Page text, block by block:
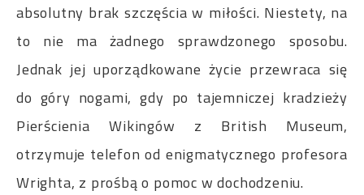
absolutny brak szczęścia w miłości. Niestety, na
to nie ma żadnego sprawdzonego sposobu.
Jednak jej uporządkowane życie przewraca się
do góry nogami, gdy po tajemniczej kradzieży
Pierścienia Wikingów z British Museum,
otrzymuje telefon od enigmatycznego profesora
Wrighta, z prośbą o pomoc w dochodzeniu.